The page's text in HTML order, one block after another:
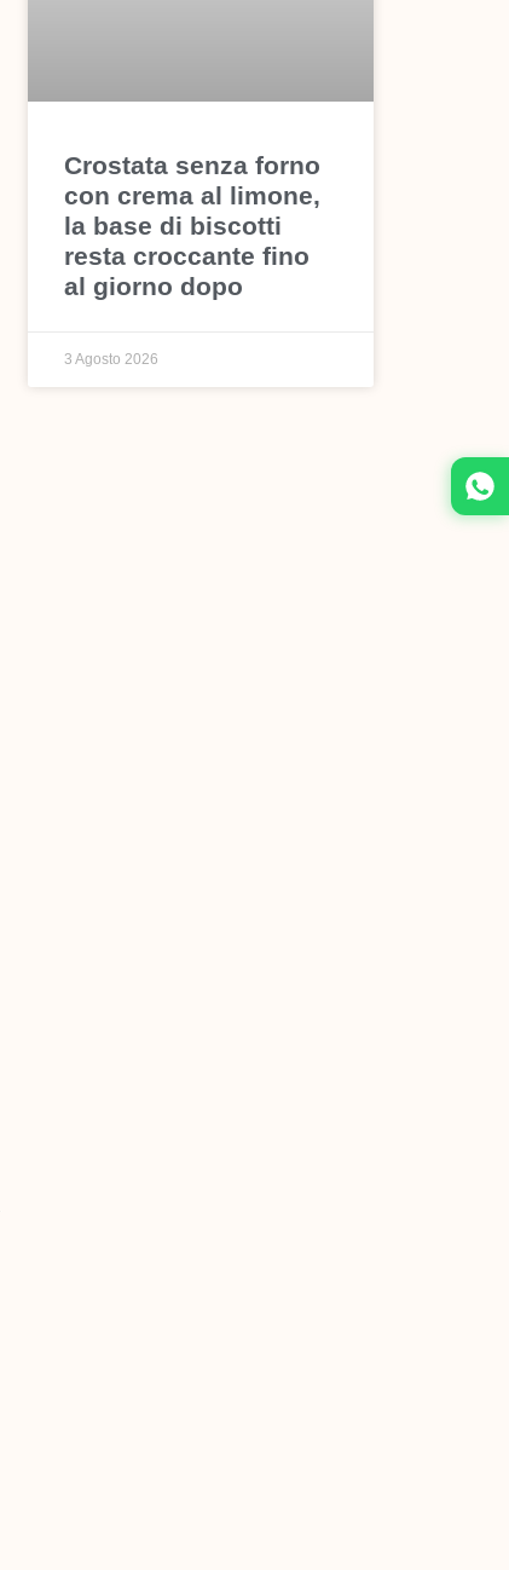
Crostata senza forno
con crema al limone,
la base di biscotti
resta croccante fino
al giorno dopo
3 Agosto 2026